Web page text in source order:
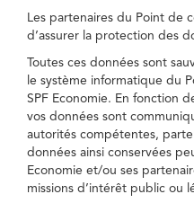
Les partenaires du Point de
d’assurer la protection des
Toutes ces données sont
le système informatique du
SPF Economie. En fonction
vos données sont
autorités compétentes,
données ainsi conservées
Economie et/ou ses
missions d’intérêt public ou